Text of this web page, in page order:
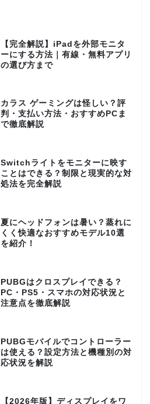
【完全解説】iPadを外部モニタ
ーにする方法｜有線・無料アプリ
の選び方まで
カラス ゲーミングは怪しい？評
判・支払い方法・おすすめPCま
で徹底解説
Switchライトをモニターに映す
ことはできる？制限と現実的な対
処法を完全解説
夏にヘッドフォンは暑い？蒸れに
くく快適なおすすめモデル10選
を紹介！
PUBGはクロスプレイできる？
PC・PS5・スマホの対応状況と
注意点を徹底解説
PUBGモバイルでコントローラー
は使える？設定方法と機種別の対
応状況を解説
【2026年版】ディスプレイをワ